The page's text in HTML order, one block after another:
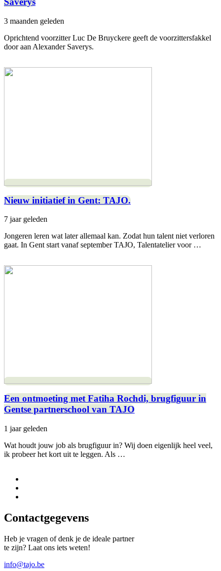
3 maanden geleden
Oprichtend voorzitter Luc De Bruyckere geeft de voorzittersfakkel
door aan Alexander Saverys.
Nieuw initiatief in Gent: TAJO.
7 jaar geleden
Jongeren leren wat later allemaal kan. Zodat hun talent niet verloren
gaat. In Gent start vanaf september TAJO, Talentatelier voor …
Een ontmoeting met Fatiha Rochdi, brugfiguur in
Gentse partnerschool van TAJO
1 jaar geleden
Wat houdt jouw job als brugfiguur in? Wij doen eigenlijk heel veel,
ik probeer het kort uit te leggen. Als …
Contactgegevens
Heb je vragen of denk je de ideale partner
te zijn? Laat ons iets weten!
info@tajo.be